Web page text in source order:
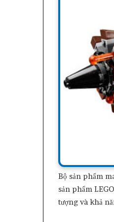
Bộ sản phẩm
sản phẩm
tượng và khả